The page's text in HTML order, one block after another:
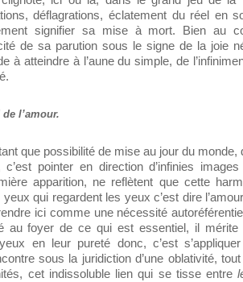
déflagrations, éclatement du réel en
signifier sa mise à mort. Bien au
de sa parution sous le signe de la joie
à atteindre à l’aune du simple, de
l’amour.
que possibilité de mise au jour du
c’est pointer en direction d’infinies
apparition, ne reflètent que cette
qui regardent les yeux c’est dire
ici comme une nécessité
au foyer de ce qui est essentiel, il mérite
en leur pureté donc, c’est
sous la juridiction d’une oblativité,
cet indissoluble lien qui se tisse entre